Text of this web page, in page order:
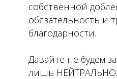
собственной
обязательность и
благодарности.
Давайте не будем
лишь НЕЙТРАЛЬНО.